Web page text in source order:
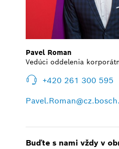
Pavel Roman
Vedúci oddelenia
+420 261 300 595
Buďte s nami vždy v